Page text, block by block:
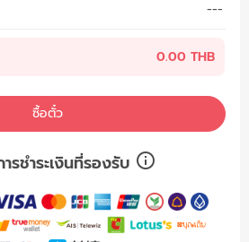
---
0.00 THB
ซื้อตั๋ว
รชำระเงินที่รองรับ